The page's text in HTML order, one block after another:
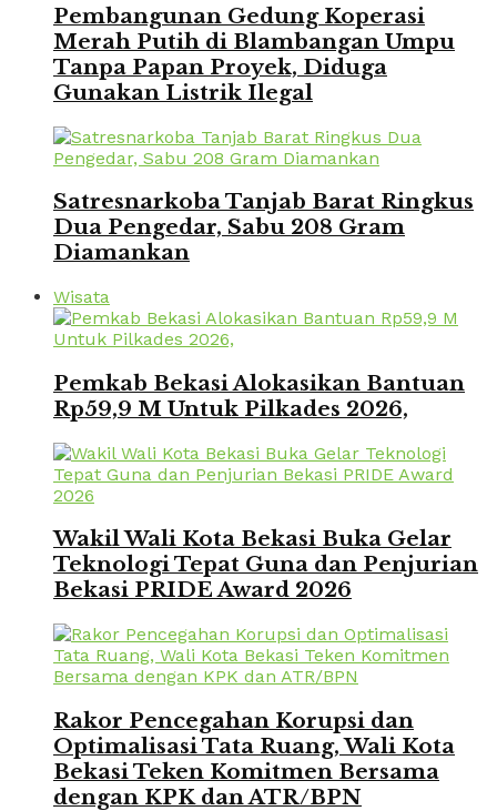
Pembangunan Gedung Koperasi
Merah Putih di Blambangan Umpu
Tanpa Papan Proyek, Diduga
Gunakan Listrik Ilegal
Satresnarkoba Tanjab Barat Ringkus
Dua Pengedar, Sabu 208 Gram
Diamankan
Wisata
Pemkab Bekasi Alokasikan Bantuan
Rp59,9 M Untuk Pilkades 2026,
Wakil Wali Kota Bekasi Buka Gelar
Teknologi Tepat Guna dan Penjurian
Bekasi PRIDE Award 2026
Rakor Pencegahan Korupsi dan
Optimalisasi Tata Ruang, Wali Kota
Bekasi Teken Komitmen Bersama
dengan KPK dan ATR/BPN